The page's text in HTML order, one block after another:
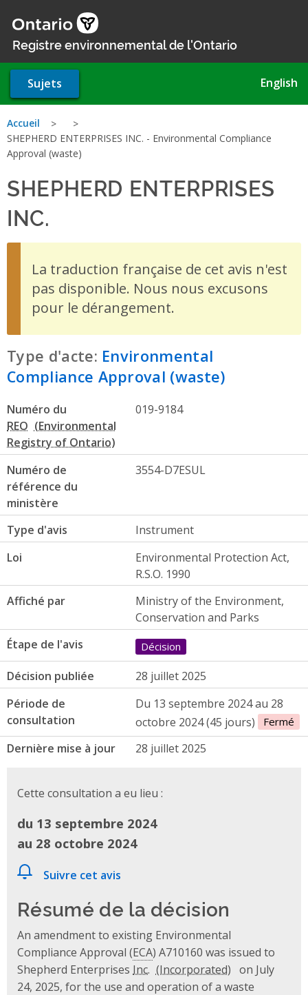
au
contenu
Registre environnemental de l'Ontario
Sujets English
Vous
êtes
ici
Accueil
SHEPHERD ENTERPRISES INC. - Environmental Compliance
Approval (waste)
SHEPHERD ENTERPRISES
INC.
La traduction française de cet avis n'est
pas disponible. Nous nous excusons
pour le dérangement.
Type d'acte: Environmental
Compliance Approval (waste)
Numéro du
REO
019-9184
Numéro de
référence du
ministère
3554-D7ESUL
Type d'avis
Instrument
Loi
Environmental Protection Act,
R.S.O. 1990
Affiché par
Ministry of the Environment,
Conservation and Parks
Étape de l'avis
Décision
Décision publiée
28 juillet 2025
Période de
consultation
Du 13 septembre 2024 au 28
octobre 2024 (45 jours)
Fermé
Dernière mise à jour 28 juillet 2025
Cette consultation a eu lieu :
du 13 septembre 2024
au 28 octobre 2024
Suivre cet avis
Résumé de la décision
An amendment to existing Environmental
Compliance Approval (ECA) A710160 was issued to
Shepherd Enterprises Inc.
on July
24, 2025, for the use and operation of a waste